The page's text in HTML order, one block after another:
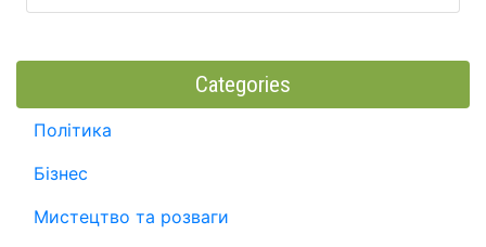
Categories
Політика
Бізнес
Мистецтво та розваги